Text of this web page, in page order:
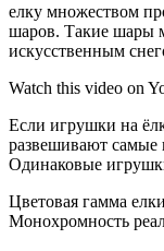
елку множеством
шаров. Такие шары
искусственным
Watch this video on
Если игрушки на
развешивают
Одинаковые
Цветовая гамма
Монохромность